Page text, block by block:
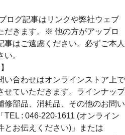
ログ記事はリンクや弊社ウェブ
だきます。※ 他の方がアップロ
事はご遠慮ください。必ずご本人
。
い合わせはオンラインストア上で
せていただきます。ラインナップ
修部品、消耗品、その他のお問い
: 046-220-1611 (オンライン
とお伝えください)」または